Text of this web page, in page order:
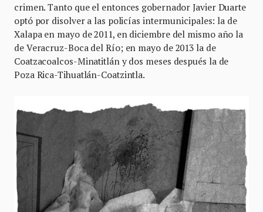
crimen. Tanto que el entonces gobernador Javier Duarte
optó por disolver a las policías intermunicipales: la de
Xalapa en mayo de 2011, en diciembre del mismo año la
de Veracruz-Boca del Río; en mayo de 2013 la de
Coatzacoalcos-Minatitlán y dos meses después la de
Poza Rica-Tihuatlán-Coatzintla.